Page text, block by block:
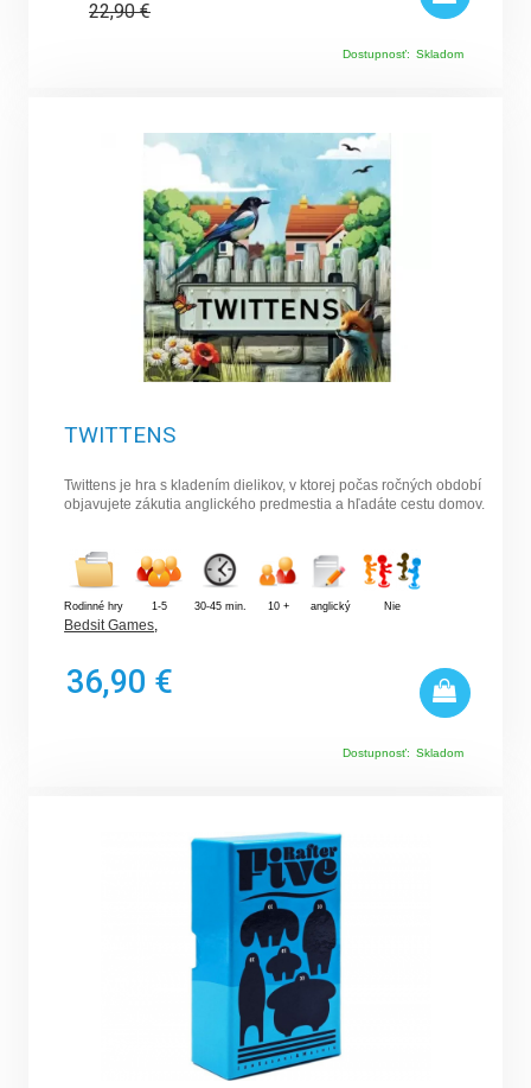
22,90€
Dostupnosť: Skladom
TWITTENS
Twittens je hra s kladením dielikov, v ktorej počas ročných období
objavujete zákutia anglického predmestia a hľadáte cestu domov.
Rodinné hry 1-5 30-45 min. 10 + anglický Nie
Bedsit Games
36,90 €
Dostupnosť: Skladom